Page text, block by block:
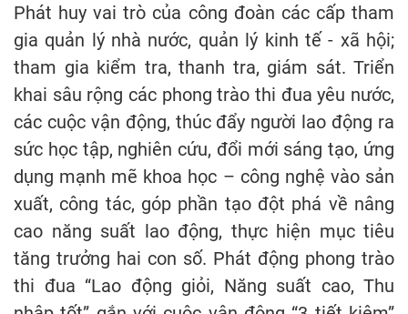
Phát huy vai trò của công đoàn các cấp tham
gia quản lý nhà nước, quản lý kinh tế - xã hội;
tham gia kiểm tra, thanh tra, giám sát. Triển
khai sâu rộng các phong trào thi đua yêu nước,
các cuộc vận động, thúc đẩy người lao động ra
sức học tập, nghiên cứu, đổi mới sáng tạo, ứng
dụng mạnh mẽ khoa học – công nghệ vào sản
xuất, công tác, góp phần tạo đột phá về nâng
cao năng suất lao động, thực hiện mục tiêu
tăng trưởng hai con số. Phát động phong trào
thi đua “Lao động giỏi, Năng suất cao, Thu